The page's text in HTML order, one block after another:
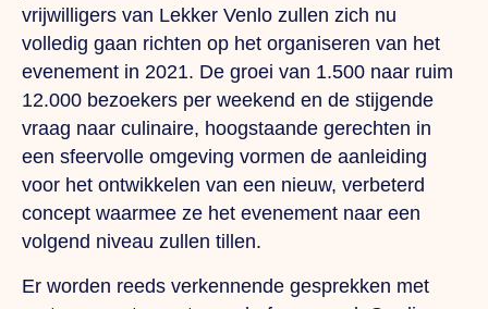
vrijwilligers van Lekker Venlo zullen zich nu
volledig gaan richten op het organiseren van het
evenement in 2021. De groei van 1.500 naar ruim
12.000 bezoekers per weekend en de stijgende
vraag naar culinaire, hoogstaande gerechten in
een sfeervolle omgeving vormen de aanleiding
voor het ontwikkelen van een nieuw, verbeterd
concept waarmee ze het evenement naar een
volgend niveau zullen tillen.
Er worden reeds verkennende gesprekken met